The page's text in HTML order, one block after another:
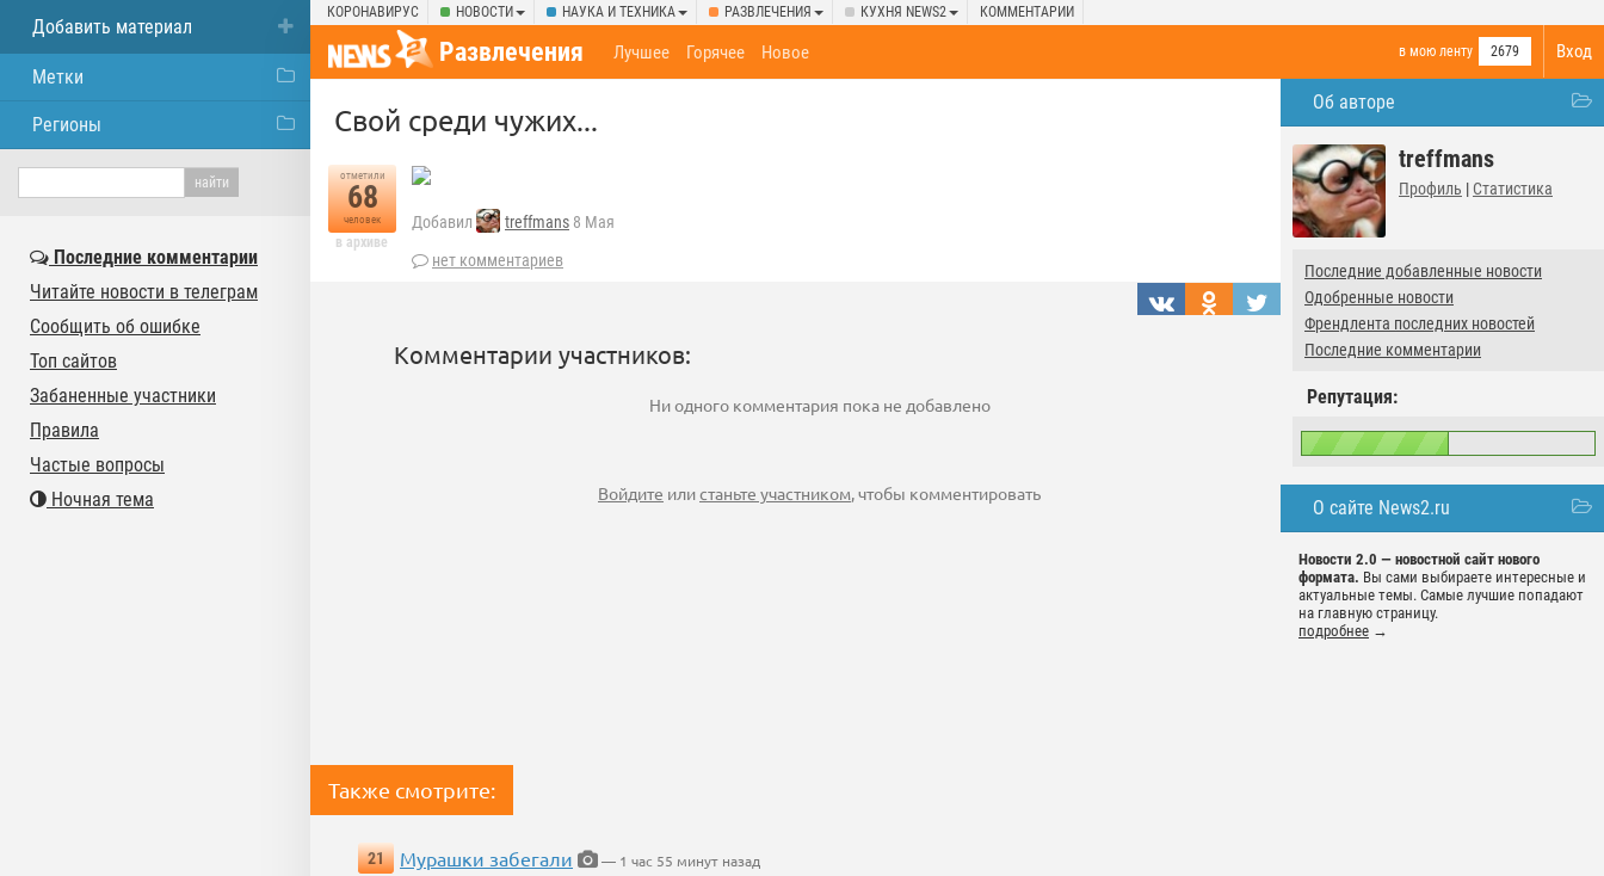
КОРОНАВИРУС НОВОСТИ НАУКА И ТЕХНИКА РАЗВЛЕЧЕНИЯ КУХНЯ NEWS2 КОММЕНТАРИИ
Вход
Развлечения в мою ленту 2679
Лучшее Горячее Новое
Об авторе
treffmans
Профиль | Статистика
Последние добавленные новости
Одобренные новости
Френдлента последних новостей
Последние комментарии
Репутация:
О сайте News2.ru
Новости 2.0 — новостной сайт нового
формата. Вы сами выбираете интересные и
актуальные темы. Самые лучшие попадают
на главную страницу.
подробнее →
Свой среди чужих...
отметили
68
человек
в архиве
Добавил treffmans 8 Мая
нет комментариев
Комментарии участников:
Ни одного комментария пока не добавлено
Войдите илистаньте участником, чтобы комментировать
Также смотрите:
21 Мурашки забегали
— 1 час 55 минут назад
Добавить материал
Метки
Регионы
Последние комментарии
Читайте новости в телеграм
Сообщить об ошибке
Топ сайтов
Забаненные участники
Правила
Частые вопросы
Ночная тема